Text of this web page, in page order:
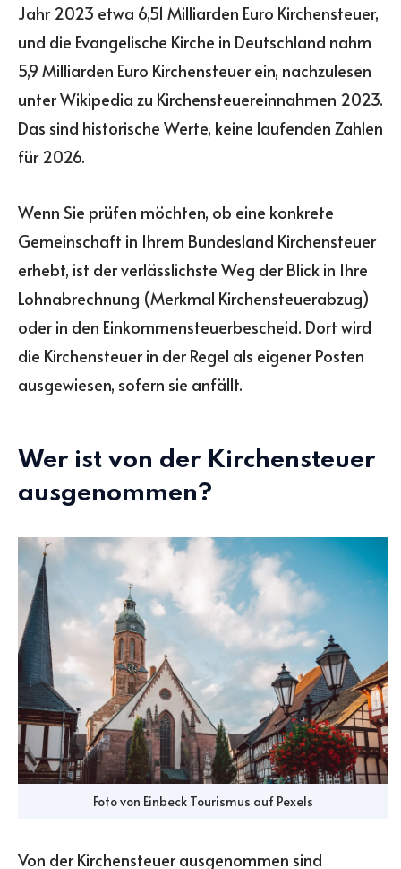
Jahr 2023 etwa 6,51 Milliarden Euro Kirchensteuer,
und die Evangelische Kirche in Deutschland nahm
5,9 Milliarden Euro Kirchensteuer ein, nachzulesen
unter Wikipedia zu Kirchensteuereinnahmen 2023.
Das sind historische Werte, keine laufenden Zahlen
für 2026.
Wenn Sie prüfen möchten, ob eine konkrete
Gemeinschaft in Ihrem Bundesland Kirchensteuer
erhebt, ist der verlässlichste Weg der Blick in Ihre
Lohnabrechnung (Merkmal Kirchensteuerabzug)
oder in den Einkommensteuerbescheid. Dort wird
die Kirchensteuer in der Regel als eigener Posten
ausgewiesen, sofern sie anfällt.
Wer ist von der Kirchensteuer
ausgenommen?
Foto von Einbeck Tourismus auf Pexels
Von der Kirchensteuer ausgenommen sind